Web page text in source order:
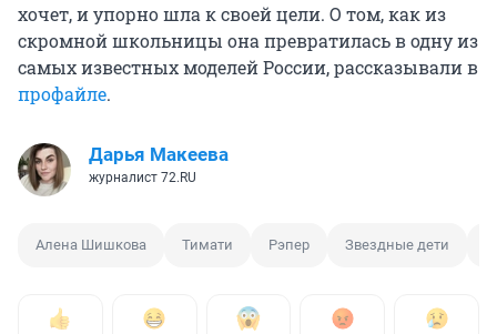
хочет, и упорно шла к своей цели. О том, как из
скромной школьницы она превратилась в одну из
самых известных моделей России, рассказывали в
профайле.
Дарья Макеева
журналист 72.RU
Алена Шишкова Тимати Рэпер Звездные дети